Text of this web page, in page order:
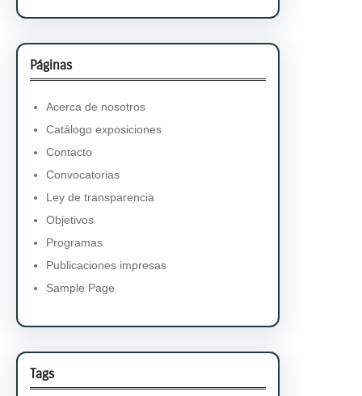
Páginas
Acerca de nosotros
Catálogo exposiciones
Contacto
Convocatorias
Ley de transparencia
Objetivos
Programas
Publicaciones impresas
Sample Page
Tags